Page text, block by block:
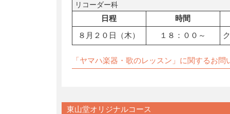
リコーダー科
日程
時間
８月２０日（木）
１８：００～
「ヤマハ楽器・歌のレッスン」に関するお問
東山堂オリジナルコース